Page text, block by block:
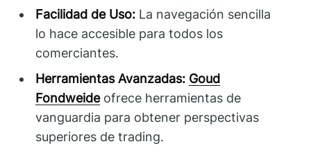
Facilidad de Uso: La navegación sencilla
lo hace accesible para todos los
comerciantes.
Herramientas Avanzadas: Goud
Fondweideofrece herramientas de
vanguardia para obtener perspectivas
superiores de trading.